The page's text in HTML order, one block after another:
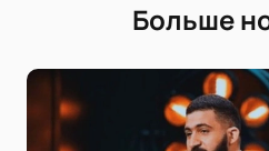
Больше